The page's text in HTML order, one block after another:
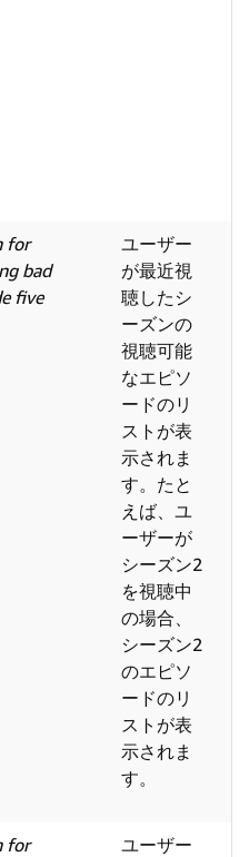
for
bad
five
ユーザー
が最近視
聴したシ
ーズンの
視聴可能
なエピソ
ードのリ
ストが表
示されま
す。たと
えば、ユ
ーザーが
シーズン2
を視聴中
の場合、
シーズン2
のエピソ
ードのリ
ストが表
示されま
す。
for
ユーザー